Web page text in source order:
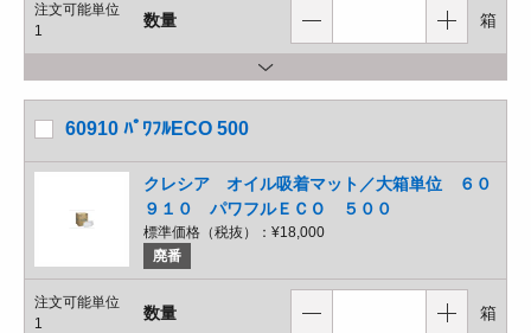
注文可能単位
1
数量 箱
60910 ﾊﾟﾜﾌﾙECO 500
クレシア オイル吸着マット／大箱単位 ６０
９１０ パワフルＥＣＯ ５００
標準価格（税抜）： ¥18,000
廃番
注文可能単位
1
数量 箱